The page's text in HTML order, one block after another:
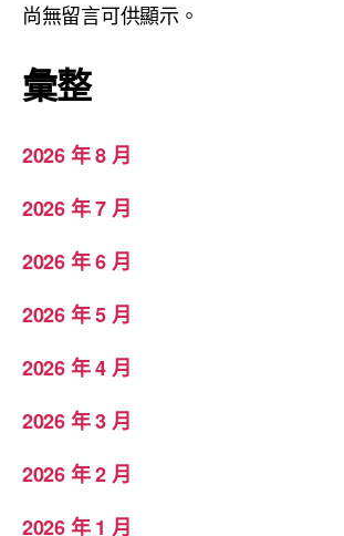
尚無留言可供顯示。
彙整
2026 年 8 月
2026 年 7 月
2026 年 6 月
2026 年 5 月
2026 年 4 月
2026 年 3 月
2026 年 2 月
2026 年 1 月